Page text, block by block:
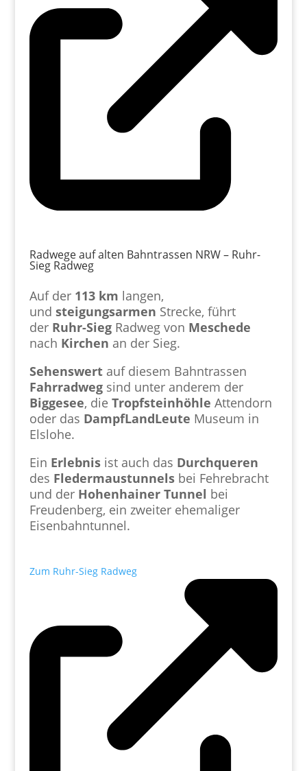
Radwege auf alten Bahntrassen NRW – Ruhr-
Sieg Radweg
Auf der 113 km langen,
und steigungsarmen Strecke, führt
der Ruhr-SiegRadweg von Meschede
nach Kirchen an der Sieg.
Sehenswertauf diesem Bahntrassen
Fahrradwegsind unter anderem der
Biggesee, die Tropfsteinhöhle Attendorn
oder das DampfLandLeute Museum in
Elslohe.
Ein Erlebnisist auch das Durchqueren
des Fledermaustunnelsbei Fehrebracht
und der Hohenhainer Tunnel bei
Freudenberg, ein zweiter ehemaliger
Eisenbahntunnel.
Zum Ruhr-Sieg Radweg